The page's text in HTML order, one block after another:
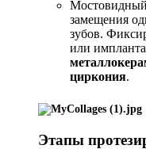
замещения
зубов.
или
циркония.
Этапы